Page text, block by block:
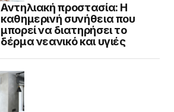
Αντηλιακή προστασία: Η
καθημερινή συνήθεια που
μπορεί να διατηρήσει το
δέρμα νεανικό και υγιές